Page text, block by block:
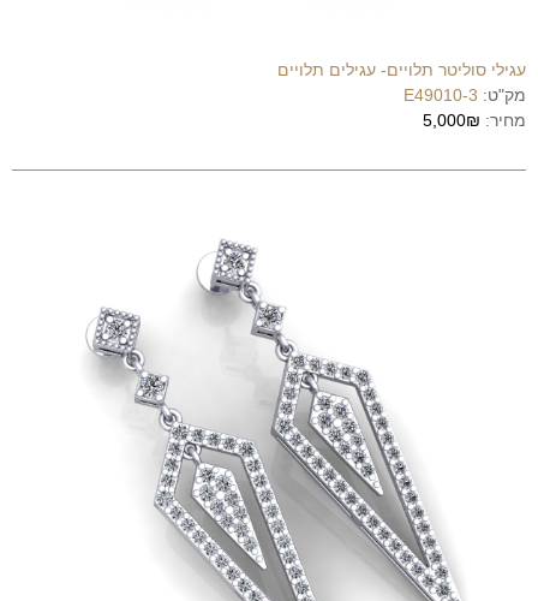
עגילי סוליטר תלויים- עגילים תלויים
מק"ט: E49010-3
מחיר: 5,000₪